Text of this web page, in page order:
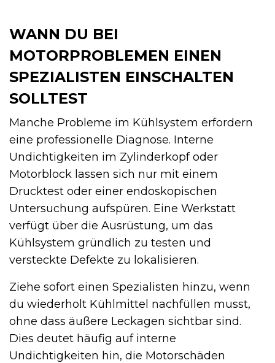
WANN DU BEI
MOTORPROBLEMEN EINEN
SPEZIALISTEN EINSCHALTEN
SOLLTEST
Manche Probleme im Kühlsystem erfordern
eine professionelle Diagnose. Interne
Undichtigkeiten im Zylinderkopf oder
Motorblock lassen sich nur mit einem
Drucktest oder einer endoskopischen
Untersuchung aufspüren. Eine Werkstatt
verfügt über die Ausrüstung, um das
Kühlsystem gründlich zu testen und
versteckte Defekte zu lokalisieren.
Ziehe sofort einen Spezialisten hinzu, wenn
du wiederholt Kühlmittel nachfüllen musst,
ohne dass äußere Leckagen sichtbar sind.
Dies deutet häufig auf interne
Undichtigkeiten hin, die Motorschäden